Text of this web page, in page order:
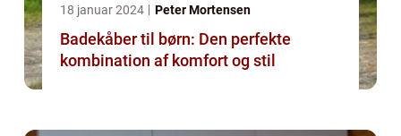
18 januar 2024 Peter Mortensen
Badekåber til børn: Den perfekte
kombination af komfort og stil